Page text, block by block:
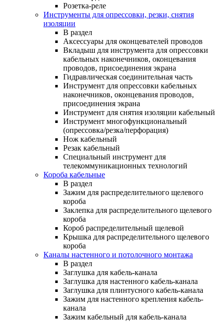
Розетка-реле
Инструменты для опрессовки, резки, снятия
изоляции
В раздел
Аксессуары для оконцевателей проводов
Вкладыш для инструмента для опрессовки
кабельных наконечников, оконцевания
проводов, присоединения экрана
Гидравлическая соединительная часть
Инструмент для опрессовки кабельных
наконечников, оконцевания проводов,
присоединения экрана
Инструмент для снятия изоляции кабельный
Инструмент многофункциональный
(опрессовка/резка/перфорация)
Нож кабельный
Резак кабельный
Специальный инструмент для
телекоммуникационных технологий
Короба кабельные
В раздел
Зажим для распределительного щелевого
короба
Заклепка для распределительного щелевого
короба
Короб распределительный щелевой
Крышка для распределительного щелевого
короба
Каналы настенного и потолочного монтажа
В раздел
Заглушка для кабель-канала
Заглушка для настенного кабель-канала
Заглушка для плинтусного кабель-канала
Зажим для настенного крепления кабель-
канала
Зажим кабельный для кабель-канала